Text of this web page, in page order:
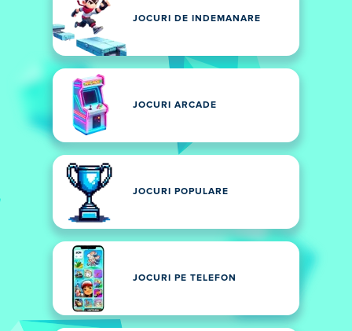
JOCURI DE INDEMANARE
JOCURI ARCADE
JOCURI POPULARE
JOCURI PE TELEFON